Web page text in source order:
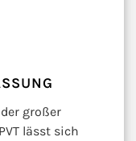
großer
lässt sich